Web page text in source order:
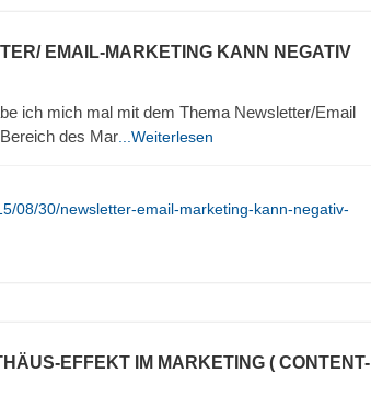
EMAIL-MARKETING KANN NEGATIV
ich mich mal mit dem Thema Newsletter/Email
des Mar ...Weiterlesen
08/30/newsletter-email-marketing-kann-negativ-
EFFEKT IM MARKETING ( CONTENT-